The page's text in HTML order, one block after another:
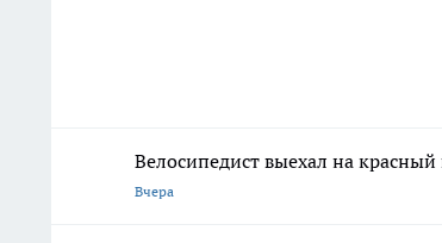
Велосипедист выехал на
Вчера